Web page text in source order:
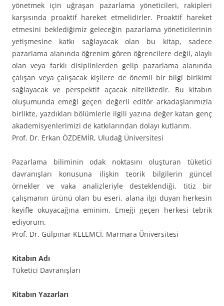
yönetmek için uğraşan pazarlama yöneticileri, rakipleri
karşısında proaktif hareket etmelidirler. Proaktif hareket
etmesini beklediğimiz geleceğin pazarlama yöneticilerinin
yetişmesine katkı sağlayacak olan bu kitap, sadece
pazarlama alanında öğrenim gören öğrencilere değil, alaylı
olan veya farklı disiplinlerden gelip pazarlama alanında
çalışan veya çalışacak kişilere de önemli bir bilgi birikimi
sağlayacak ve perspektif açacak niteliktedir. Bu kitabın
oluşumunda emeği geçen değerli editör arkadaşlarımızla
birlikte, yazdıkları bölümlerle ilgili yazına değer katan genç
akademisyenlerimizi de katkılarından dolayı kutlarım.
Prof. Dr. Erkan ÖZDEMİR, Uludağ Üniversitesi
Pazarlama biliminin odak noktasını oluşturan tüketici
davranışları konusuna ilişkin teorik bilgilerin güncel
örnekler ve vaka analizleriyle desteklendiği, titiz bir
çalışmanın ürünü olan bu eseri, alana ilgi duyan herkesin
keyifle okuyacağına eminim. Emeği geçen herkesi tebrik
ediyorum.
Prof. Dr. Gülpınar KELEMCİ, Marmara Üniversitesi
Kitabın Adı
Tüketici Davranışları
Kitabın Yazarları